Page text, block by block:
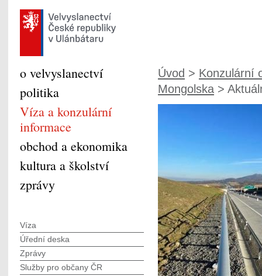
Úvod > Konzulární
Mongolska >
o velvyslanectví
politika
Víza a konzulární
informace
obchod a ekonomika
kultura a školství
zprávy
Víza
Úřední deska
Zprávy
Služby pro občany ČR